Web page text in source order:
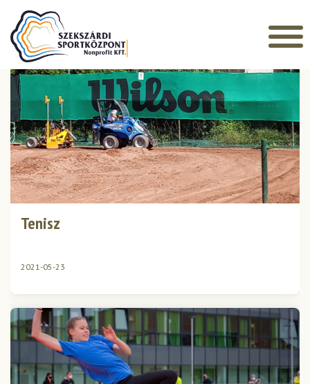
Főoldal»Galleries
ARCHÍVUM
Tenisz
2021-05-23